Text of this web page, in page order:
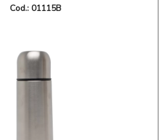
Cod.: 01115B